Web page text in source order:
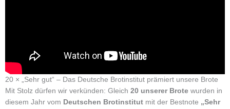
20 × „Sehr gut“ – Das Deutsche Brotinstitut prämiert unsere Brote
Mit Stolz dürfen wir verkünden: Gleich 20 unserer Brote wurden in
diesem Jahr vom Deutschen Brotinstitut mit der Bestnote „Sehr